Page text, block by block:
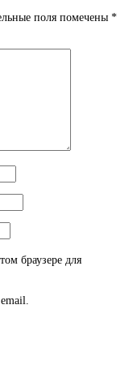
поля помечены *
браузере для